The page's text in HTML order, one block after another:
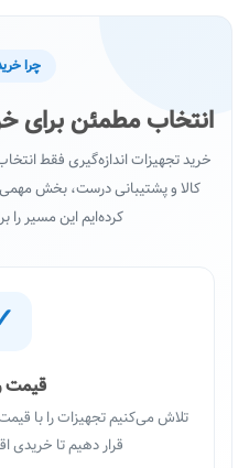
چرا
انتخاب مطمئن برای
خرید تجهیزات اندازه‌گیری فقط
کالا و پشتیبانی درست، بخش
کرده‌ایم این مسیر را
قیمت
تلاش می‌کنیم تجهیزات را با
قرار دهیم تا خریدی